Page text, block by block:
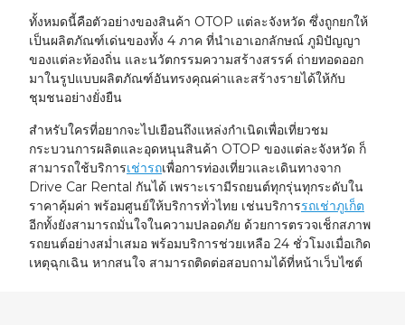
ทั้งหมดนี้คือตัวอย่างของสินค้า OTOP แต่ละจังหวัด ซึ่งถูกยกให้
เป็นผลิตภัณฑ์เด่นของทั้ง 4 ภาค ที่นำเอาเอกลักษณ์ ภูมิปัญญา
ของแต่ละท้องถิ่น และนวัตกรรมความสร้างสรรค์ ถ่ายทอดออก
มาในรูปแบบผลิตภัณฑ์อันทรงคุณค่าและสร้างรายได้ให้กับ
ชุมชนอย่างยั่งยืน
สำหรับใครที่อยากจะไปเยือนถึงแหล่งกำเนิดเพื่อเที่ยวชม
กระบวนการผลิตและอุดหนุนสินค้า OTOP ของแต่ละจังหวัด ก็
สามารถใช้บริการเช่ารถเพื่อการท่องเที่ยวและเดินทางจาก
Drive Car Rental กันได้ เพราะเรามีรถยนต์ทุกรุ่นทุกระดับใน
ราคาคุ้มค่า พร้อมศูนย์ให้บริการทั่วไทย เช่นบริการรถเช่าภูเก็ต
อีกทั้งยังสามารถมั่นใจในความปลอดภัย ด้วยการตรวจเช็กสภาพ
รถยนต์อย่างสม่ำเสมอ พร้อมบริการช่วยเหลือ 24 ชั่วโมงเมื่อเกิด
เหตุฉุกเฉิน หากสนใจ สามารถติดต่อสอบถามได้ที่หน้าเว็บไซต์